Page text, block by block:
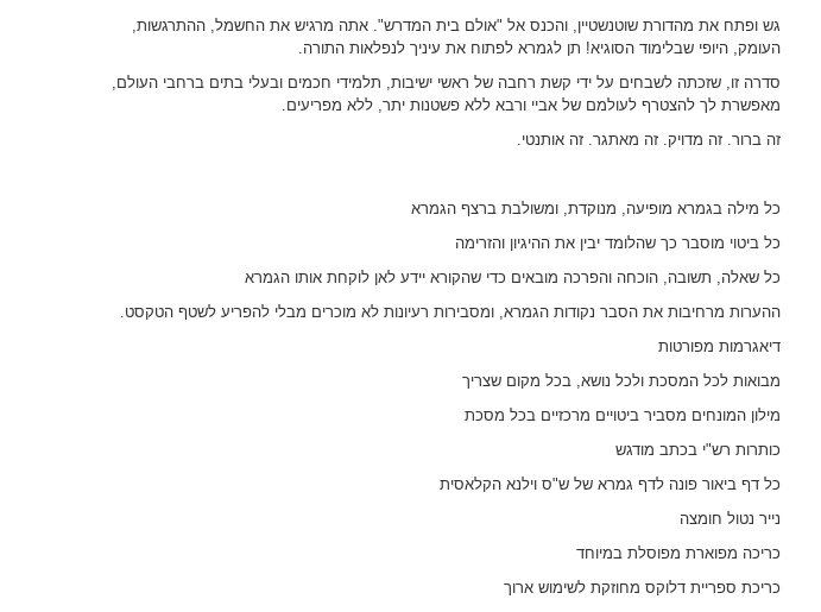
גש ופתח את מהדורת שוטנשטיין, והכנס אל "אולם בית המדרש". אתה מרגיש את החשמל, ההתרגשות,
העומק, היופי שבלימוד הסוגיא! תן לגמרא לפתוח את עיניך לנפלאות התורה.
סדרה זו, שזכתה לשבחים על ידי קשת רחבה של ראשי ישיבות, תלמידי חכמים ובעלי בתים ברחבי העולם,
מאפשרת לך להצטרף לעולמם של אביי ורבא ללא פשטנות יתר, ללא מפריעים.
זה ברור. זה מדויק. זה מאתגר. זה אותנטי.
כל מילה בגמרא מופיעה, מנוקדת, ומשולבת ברצף הגמרא
כל ביטוי מוסבר כך שהלומד יבין את ההיגיון והזרימה
כל שאלה, תשובה, הוכחה והפרכה מובאים כדי שהקורא יידע לאן לוקחת אותו הגמרא
ההערות מרחיבות את הסבר נקודות הגמרא, ומסבירות רעיונות לא מוכרים מבלי להפריע לשטף הטקסט.
דיאגרמות מפורטות
מבואות לכל המסכת ולכל נושא, בכל מקום שצריך
מילון המונחים מסביר ביטויים מרכזיים בכל מסכת
כותרות רש"י בכתב מודגש
כל דף ביאור פונה לדף גמרא של ש"ס וילנא הקלאסית
נייר נטול חומצה
כריכה מפוארת מפוסלת במיוחד
כריכת ספריית דלוקס מחוזקת לשימוש ארוך